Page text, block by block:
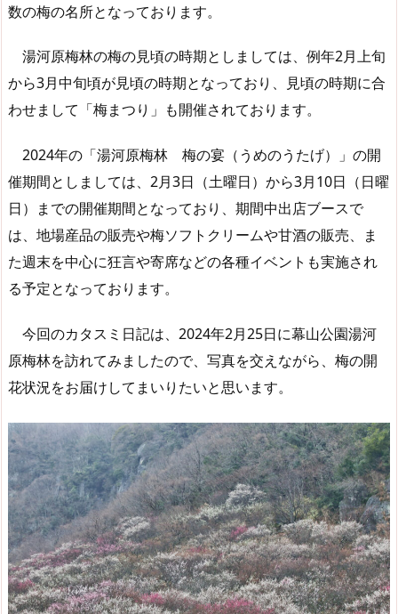
数の梅の名所となっております。
湯河原梅林の梅の見頃の時期としましては、例年2月上旬
から3月中旬頃が見頃の時期となっており、見頃の時期に合
わせまして「梅まつり」も開催されております。
2024年の「湯河原梅林 梅の宴（うめのうたげ）」の開
催期間としましては、2月3日（土曜日）から3月10日（日曜
日）までの開催期間となっており、期間中出店ブースで
は、地場産品の販売や梅ソフトクリームや甘酒の販売、ま
た週末を中心に狂言や寄席などの各種イベントも実施され
る予定となっております。
今回のカタスミ日記は、2024年2月25日に幕山公園湯河
原梅林を訪れてみましたので、写真を交えながら、梅の開
花状況をお届けしてまいりたいと思います。